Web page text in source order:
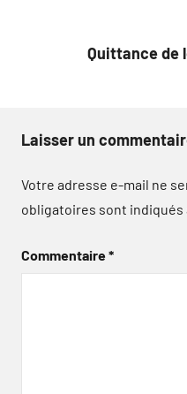
Quittance de
Laisser un
Votre adresse e-mail ne
obligatoires sont indiqués
Commentaire*